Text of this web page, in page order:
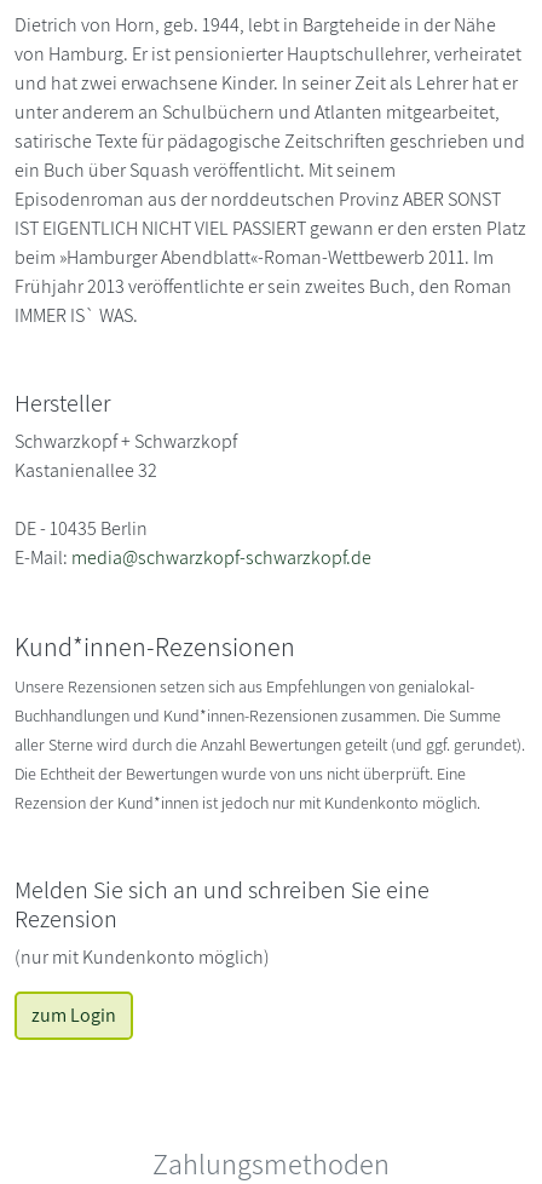
Dietrich von Horn, geb. 1944, lebt in Bargteheide in der Nähe
von Hamburg. Er ist pensionierter Hauptschullehrer, verheiratet
und hat zwei erwachsene Kinder. In seiner Zeit als Lehrer hat er
unter anderem an Schulbüchern und Atlanten mitgearbeitet,
satirische Texte für pädagogische Zeitschriften geschrieben und
ein Buch über Squash veröffentlicht. Mit seinem
Episodenroman aus der norddeutschen Provinz ABER SONST
IST EIGENTLICH NICHT VIEL PASSIERT gewann er den ersten Platz
beim »Hamburger Abendblatt«-Roman-Wettbewerb 2011. Im
Frühjahr 2013 veröffentlichte er sein zweites Buch, den Roman
IMMER IS` WAS.
Hersteller
Schwarzkopf + Schwarzkopf
Kastanienallee 32
DE - 10435 Berlin
E-Mail: media@schwarzkopf-schwarzkopf.de
Kund*innen-Rezensionen
Unsere Rezensionen setzen sich aus Empfehlungen von genialokal-
Buchhandlungen und Kund*innen-Rezensionen zusammen. Die Summe
aller Sterne wird durch die Anzahl Bewertungen geteilt (und ggf. gerundet).
Die Echtheit der Bewertungen wurde von uns nicht überprüft. Eine
Rezension der Kund*innen ist jedoch nur mit Kundenkonto möglich.
Melden Sie sich an und schreiben Sie eine
Rezension
(nur mit Kundenkonto möglich)
zum Login
Zahlungsmethoden